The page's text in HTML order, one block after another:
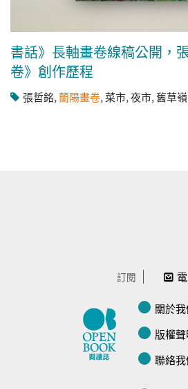
書話》長軸畫卷線稿公開，
卷》創作歷程
張哲銘,蘭陽畫卷,菜市,夜市,舊草
訂閱
關於
版權
聯絡我